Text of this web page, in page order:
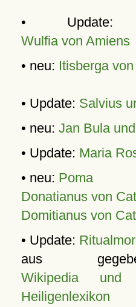
•
Wulfia von Amiens
• neu: Itisberga
• Update: Salvius
• neu: Jan Bula
• Update: Maria
• neu: Poma
Donatianus von
Domitianus von
• Update:
aus
Wikipedia und
Heiligenlexikon